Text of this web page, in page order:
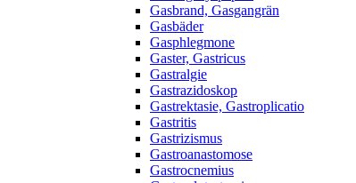
Gasbrand, Gasgangrän
Gasbäder
Gasphlegmone
Gaster, Gastricus
Gastralgie
Gastrazidoskop
Gastrektasie, Gastroplicatio
Gastritis
Gastrizismus
Gastroanastomose
Gastrocnemius